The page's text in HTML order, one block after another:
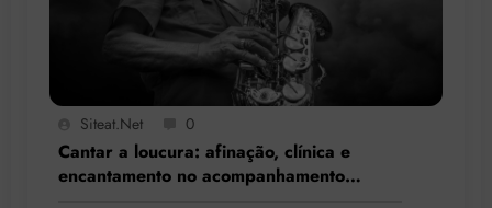
Siteat.net 0
Cantar a loucura: afinação, clínica e
encantamento no acompanhamento